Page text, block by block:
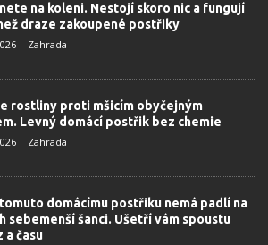
na koleni. Nestojí skoro nic a fungují
draze zakoupené postřiky
Zahrada
rostliny proti mšicím obyčejným
Levný domácí postřik bez chemie
Zahrada
domácímu postřiku nemá padlí na
sebemenší šanci. Ušetří vám spoustu
a času